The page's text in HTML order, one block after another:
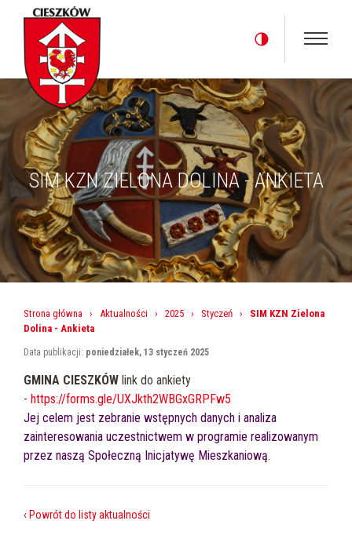
SIM KZN ZIELONA DOLINA - ANKIETA
Strona główna › Aktualności › 2025 › Styczeń ›
SIM KZN Zielona
Dolina - Ankieta
Data publikacji: poniedziałek, 13 styczeń 2025
GMINA CIESZKÓW link do ankiety
- https://forms.gle/UXJkth2WBGxGRPFw5
Jej celem jest zebranie wstępnych danych i analiza
zainteresowania uczestnictwem w programie realizowanym
przez naszą Społeczną Inicjatywę Mieszkaniową.
‹ Powrót do listy aktualności